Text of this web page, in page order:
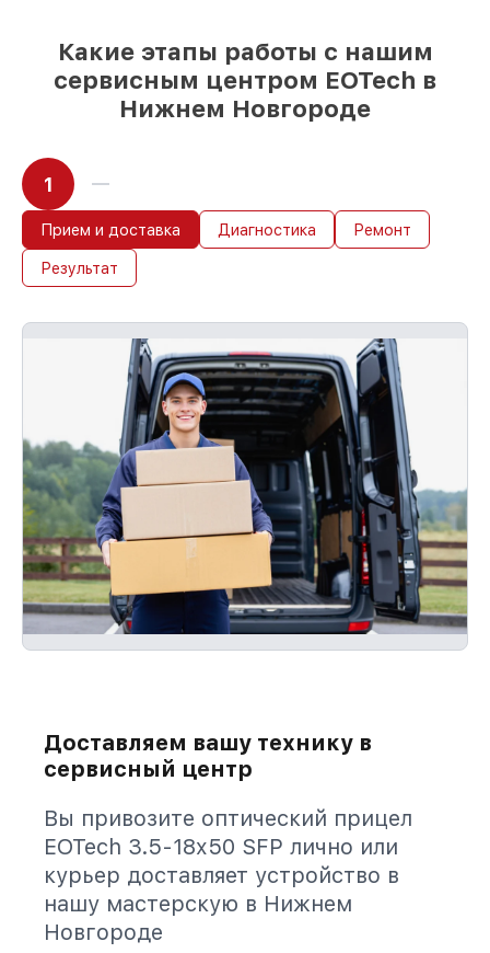
Какие этапы работы с нашим
сервисным центром EOTech в
Нижнем Новгороде
1
Прием и доставка Диагностика Ремонт
Результат
Доставляем вашу технику в
сервисный центр
Вы привозите оптический прицел
EOTech 3.5-18x50 SFP лично или
курьер доставляет устройство в
нашу мастерскую в Нижнем
Новгороде